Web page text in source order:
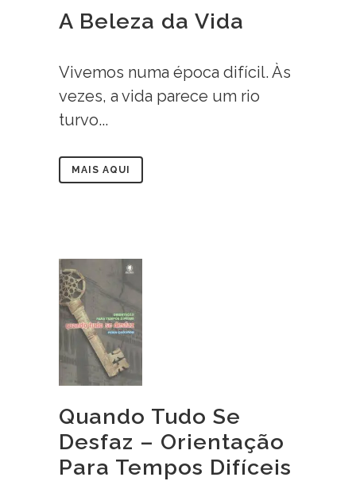
A Beleza da Vida
Vivemos numa época difícil. Às
vezes, a vida parece um rio
turvo...
MAIS AQUI
Quando Tudo Se
Desfaz – Orientação
Para Tempos Difíceis